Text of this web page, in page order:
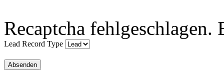
Recaptcha fehlgeschlagen.
Lead Record Type
Absenden